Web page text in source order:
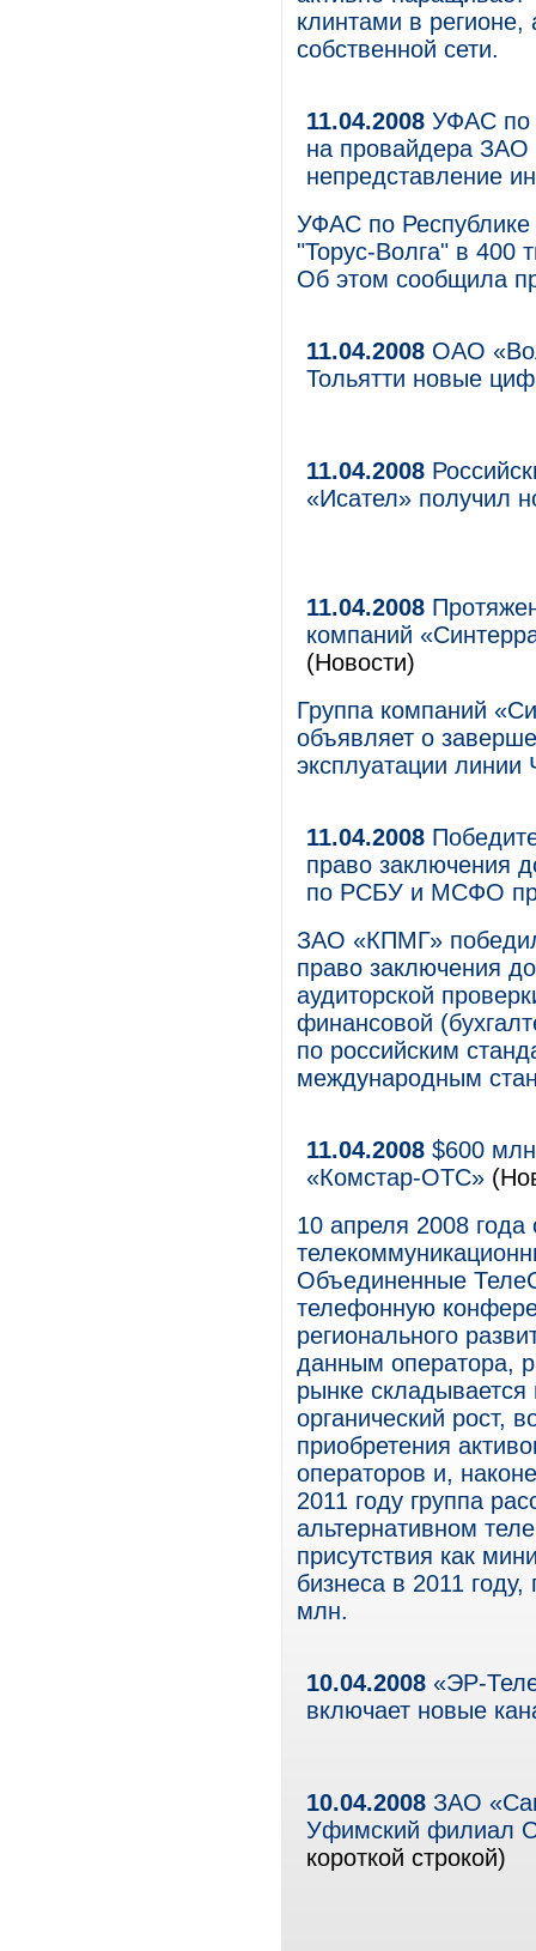
клинтами в
собственной сети.
11.04.2008 УФАС по
на провайдера ЗАО
непредставление
УФАС по
"Торус-Волга" в 400
Об этом сообщила
11.04.2008 ОАО
Тольятти новые
11.04.2008
«Исател» получил
11.04.2008
компаний
(Новости)
Группа компаний
объявляет о
эксплуатации
11.04.2008
право заключения
по РСБУ и МСФО
ЗАО «КПМГ»
право заключения
аудиторской
финансовой
по российским
международным
11.04.2008 $600
«Комстар-ОТС»
10 апреля 2008 года
Объединенные
телефонную
регионального
данным оператора,
рынке
органический рост,
приобретения
операторов и,
2011 году группа
альтернативном
присутствия как
бизнеса в 2011
млн.
10.04.2008 «ЭР-
включает новые
10.04.2008 ЗАО
Уфимский филиал
короткой строкой)